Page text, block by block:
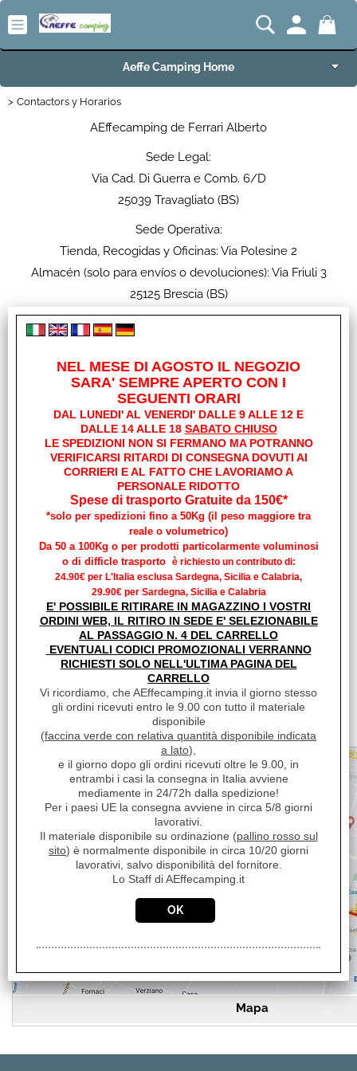
Aeffe Camping Home
Articoli per Camper e Caravan
Articoli per Nautica
Imbarcazioni e Motori Marini
Carrelli e Rimorchi
Best Seller
Pronta Consegna
Fineserie e Occasioni
Contactors y Horarios
AEffecamping de Ferrari Alberto
Sede Legal:
Via Cad. Di Guerra e Comb. 6/D
25039 Travagliato (BS)
Sede Operativa:
Tienda, Recogidas y Oficinas: Via Polesine 2
Almacén (solo para envíos o devoluciones): Via Friuli 3
25125 Brescia (BS)
NIF 03411250982
Tienda y recogida de pedidos web
Lunes–Viernes 9–12 / 14–18
Del sábado 14 de marzo al sábado 25 de julio, abierto todos
los sábados por la mañana de 9:00 a 12:30 h*
*Excepto festivos y puentes.
Teléfono 3887818400 (Contestador 24h)
WhatsApp 3887818400SOLO MENSAJES DE TEXTO, NO
AUDIOS
Para información general:
info@aeffecamping.it
Para información sobre ventas a particulares y empresas:
vendite@aeffecamping.it
Para información sobre compras de empresas:
acquisti@aeffecamping-life.it
Mapa
NEL MESE DI AGOSTO IL NEGOZIO
SARA' SEMPRE APERTO CON I
SEGUENTI ORARI
DAL LUNEDI' AL VENERDI' DALLE 9 ALLE 12 E
DALLE 14 ALLE 18 SABATO CHIUSO
LE SPEDIZIONI NON SI FERMANO MA POTRANNO
VERIFICARSI RITARDI DI CONSEGNA DOVUTI AI
CORRIERI E AL FATTO CHE LAVORIAMO A
PERSONALE RIDOTTO
Spese di trasporto Gratuite da 150€*
*solo per spedizioni fino a 50Kg (il peso maggiore tra
reale o volumetrico)
Da 50 a 100Kg o per prodotti particolarmente voluminosi
o di difficle trasporto è richiesto un contributo di:
24.90€ per L'Italia esclusa Sardegna, Sicilia e Calabria,
29.90€ per Sardegna, Sicilia e Calabria
E' POSSIBILE RITIRARE IN MAGAZZINO I VOSTRI
ORDINI WEB, IL RITIRO IN SEDE E' SELEZIONABILE
AL PASSAGGIO N. 4 DEL CARRELLO
EVENTUALI CODICI PROMOZIONALI VERRANNO
RICHIESTI SOLO NELL'ULTIMA PAGINA DEL
CARRELLO
Vi ricordiamo, che AEffecamping.it invia il giorno stesso
gli ordini ricevuti entro le 9.00 con tutto il materiale
disponibile
(faccina verde con relativa quantità disponibile indicata
a lato),
e il giorno dopo gli ordini ricevuti oltre le 9.00, in
entrambi i casi la consegna in Italia avviene
mediamente in 24/72h dalla spedizione!
Per i paesi UE la consegna avviene in circa 5/8 giorni
lavorativi.
Il materiale disponibile su ordinazione (pallino rosso sul
sito) è normalmente disponibile in circa 10/20 giorni
lavorativi, salvo disponibilità del fornitore.
Lo Staff di AEffecamping.it